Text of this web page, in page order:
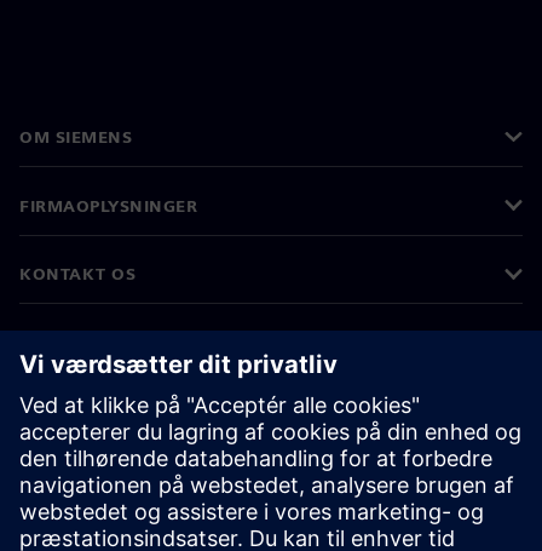
OM SIEMENS
FIRMAOPLYSNINGER
KONTAKT OS
©Siemens 2026
Koncernoplysninger